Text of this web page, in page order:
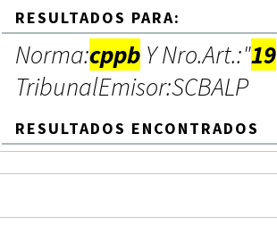
RESULTADOS PARA:
Norma:cppb Y Nro.Art.:"19
TribunalEmisor:SCBALP
RESULTADOS ENCONTRADOS